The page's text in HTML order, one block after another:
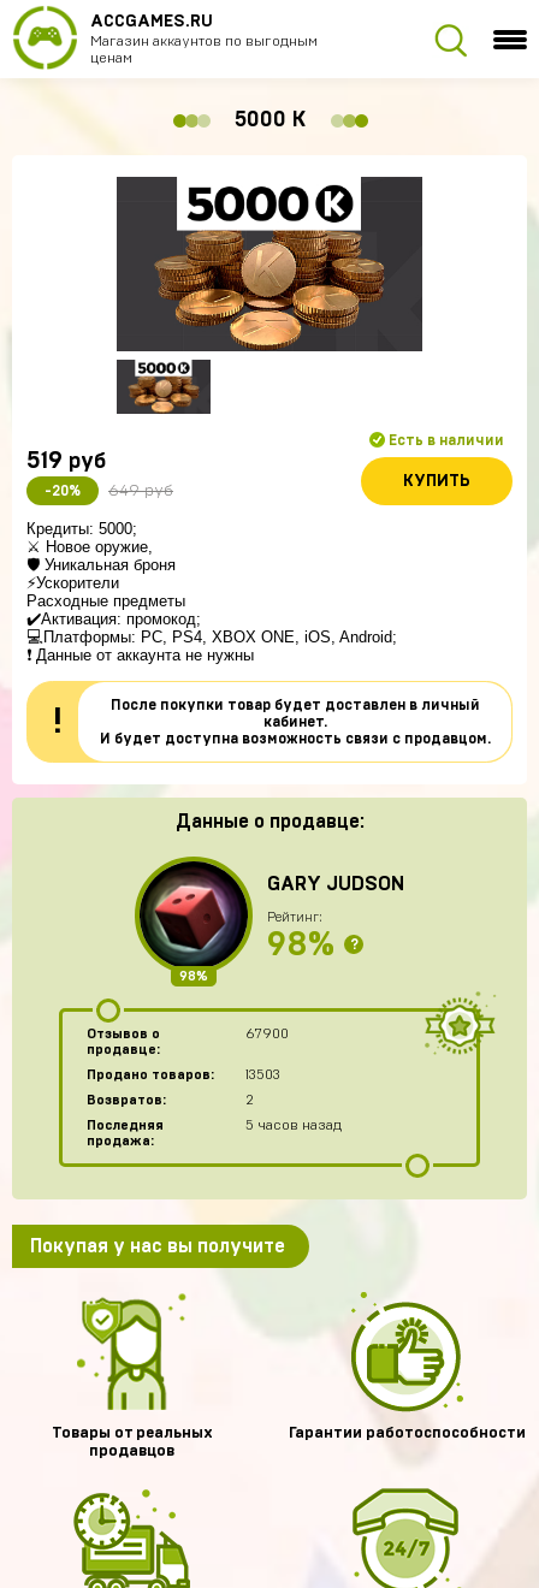
ACCGAMES.RU
Магазин аккаунтов по выгодным
ценам
5000 К
519 руб
-20% 649 руб
Есть в наличии
КУПИТЬ
Кредиты: 5000;
⚔ Новое оружие,
🛡 Уникальная броня
⚡Ускорители
Расходные предметы
✔️Активация: промокод;
💻Платформы: PC, PS4, XBOX ONE, iOS, Android;
❗ Данные от аккаунта не нужны
!
После покупки товар будет доставлен в личный
кабинет.
И будет доступна возможность связи с продавцом.
Данные о продавце:
98%
GARY JUDSON
Рейтинг:
98% ?
Отзывов о
продавце:
67900
Продано товаров:
13503
Возвратов:
2
Последняя
продажа:
5 часов назад
Покупая у нас вы получите
Товары от реальных
продавцов
Гарантии работоспособности